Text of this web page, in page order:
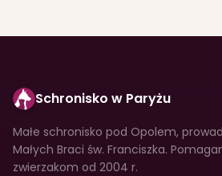
Schronisko w Paryżu
Małe schronisko pod Opolem,
Małych Braci św. Franciszka.
zwierzakom od 2004 r.